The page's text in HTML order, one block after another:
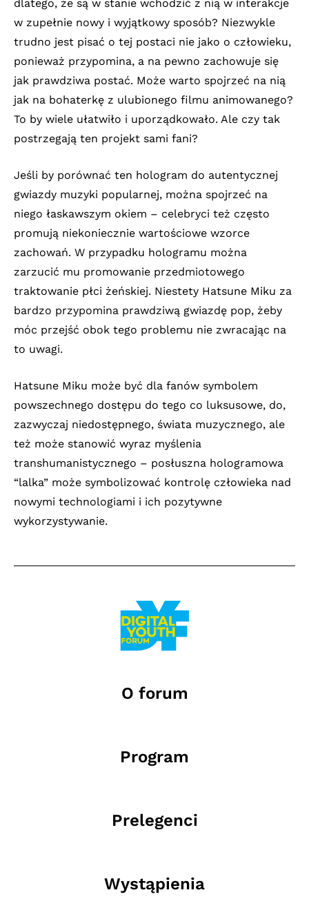
dlatego, że są w stanie wchodzić z nią w interakcje
w zupełnie nowy i wyjątkowy sposób? Niezwykle
trudno jest pisać o tej postaci nie jako o człowieku,
ponieważ przypomina, a na pewno zachowuje się
jak prawdziwa postać. Może warto spojrzeć na nią
jak na bohaterkę z ulubionego filmu animowanego?
To by wiele ułatwiło i uporządkowało. Ale czy tak
postrzegają ten projekt sami fani?
Jeśli by porównać ten hologram do autentycznej
gwiazdy muzyki popularnej, można spojrzeć na
niego łaskawszym okiem – celebryci też często
promują niekoniecznie wartościowe wzorce
zachowań. W przypadku hologramu można
zarzucić mu promowanie przedmiotowego
traktowanie płci żeńskiej. Niestety Hatsune Miku za
bardzo przypomina prawdziwą gwiazdę pop, żeby
móc przejść obok tego problemu nie zwracając na
to uwagi.
Hatsune Miku może być dla fanów symbolem
powszechnego dostępu do tego co luksusowe, do,
zazwyczaj niedostępnego, świata muzycznego, ale
też może stanowić wyraz myślenia
transhumanistycznego – posłuszna hologramowa
“lalka” może symbolizować kontrolę człowieka nad
nowymi technologiami i ich pozytywne
wykorzystywanie.
O forum
Program
Prelegenci
Wystąpienia